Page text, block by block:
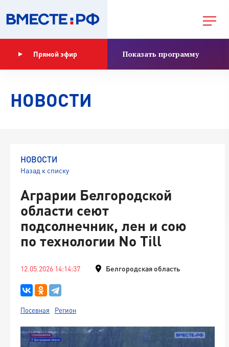
Прямой эфир Показать программу
НОВОСТИ
НОВОСТИ
Назад к списку
Аграрии Белгородской
области сеют
подсолнечник, лен и сою
по технологии No Till
12.05.2026 14:14:37 Белгородская область
Посевная Регион